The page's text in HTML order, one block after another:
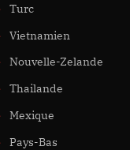
Turc
Vietnamien
Nouvelle-Zelande
Thailande
Mexique
Pays-Bas